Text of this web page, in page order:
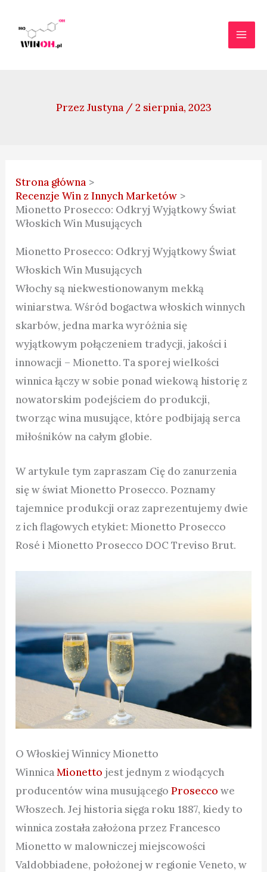
treści
Przez Justyna /2 sierpnia, 2023
Strona główna
Recenzje Win z Innych Marketów
Mionetto Prosecco: Odkryj Wyjątkowy Świat
Włoskich Win Musujących
Mionetto Prosecco: Odkryj Wyjątkowy Świat
Włoskich Win Musujących
Włochy są niekwestionowanym mekką
winiarstwa. Wśród bogactwa włoskich winnych
skarbów, jedna marka wyróżnia się
wyjątkowym połączeniem tradycji, jakości i
innowacji – Mionetto. Ta sporej wielkości
winnica łączy w sobie ponad wiekową historię z
nowatorskim podejściem do produkcji,
tworząc wina musujące, które podbijają serca
miłośników na całym globie.
W artykule tym zapraszam Cię do zanurzenia
się w świat Mionetto Prosecco. Poznamy
tajemnice produkcji oraz zaprezentujemy dwie
z ich flagowych etykiet: Mionetto Prosecco
Rosé i Mionetto Prosecco DOC Treviso Brut.
O Włoskiej Winnicy Mionetto
WinnicaMionetto jest jednym z wiodących
producentów wina musującegoProsecco we
Włoszech. Jej historia sięga roku 1887, kiedy to
winnica została założona przez Francesco
Mionetto w malowniczej miejscowości
Valdobbiadene, położonej w regionie Veneto, w